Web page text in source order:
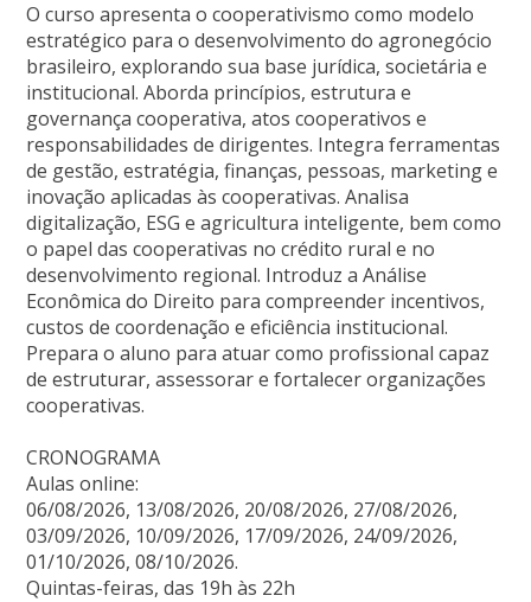
O curso apresenta o cooperativismo como modelo
estratégico para o desenvolvimento do agronegócio
brasileiro, explorando sua base jurídica, societária e
institucional. Aborda princípios, estrutura e
governança cooperativa, atos cooperativos e
responsabilidades de dirigentes. Integra ferramentas
de gestão, estratégia, finanças, pessoas, marketing e
inovação aplicadas às cooperativas. Analisa
digitalização, ESG e agricultura inteligente, bem como
o papel das cooperativas no crédito rural e no
desenvolvimento regional. Introduz a Análise
Econômica do Direito para compreender incentivos,
custos de coordenação e eficiência institucional.
Prepara o aluno para atuar como profissional capaz
de estruturar, assessorar e fortalecer organizações
cooperativas.
CRONOGRAMA
Aulas online:
06/08/2026, 13/08/2026, 20/08/2026, 27/08/2026,
03/09/2026, 10/09/2026, 17/09/2026, 24/09/2026,
01/10/2026, 08/10/2026.
Quintas-feiras, das 19h às 22h